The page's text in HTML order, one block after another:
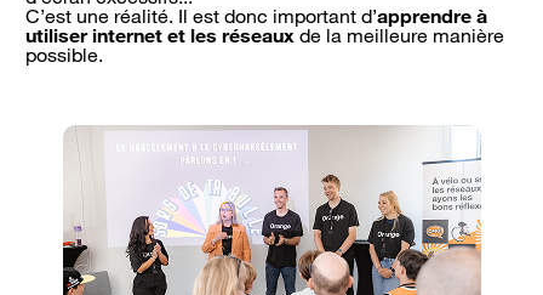
C’est une réalité. Il est donc important d’apprendre à
utiliser internet et les réseauxde la meilleure manière
possible.